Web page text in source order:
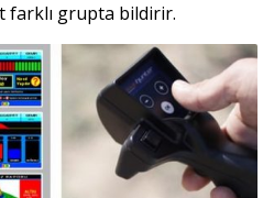
farklı grupta bildirir.